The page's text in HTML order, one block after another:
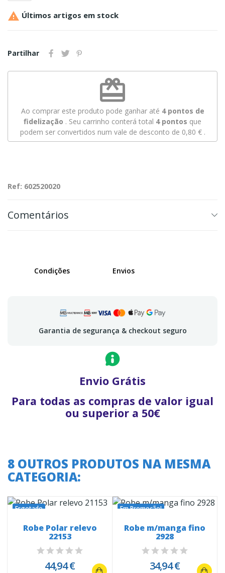
 Últimos artigos em stock
Partilhar
redeem
Ao comprar este produto pode ganhar até 4pontos de
fidelização . Seu carrinho conterá total 4pontos que
podem ser convertidos num vale de desconto de 0,80 €.
Ref: 602520020
Comentários
Condições Envios
Garantia de segurança & checkout seguro
Envio Grátis
Para todas as compras de valor igual
ou superior a 50€
8 OUTROS PRODUTOS NA MESMA
CATEGORIA:
Esgotado
Robe Polar relevo
22153
44,94 €
Em Promoção!
Robe m/manga fino
2928
34,94 €